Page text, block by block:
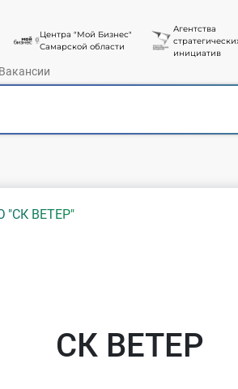
Центра "Мой Бизнес"
Самарской области
Агентства
инициатив
Вакансии
ВЕТЕР"
СК ВЕТЕР